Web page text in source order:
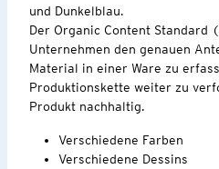
und Dunkelblau.
Der Organic Content Standard
Unternehmen den genauen
Material in einer Ware zu
Produktionskette weiter zu
Produkt nachhaltig.
Verschiedene Farben
Verschiedene Dessins